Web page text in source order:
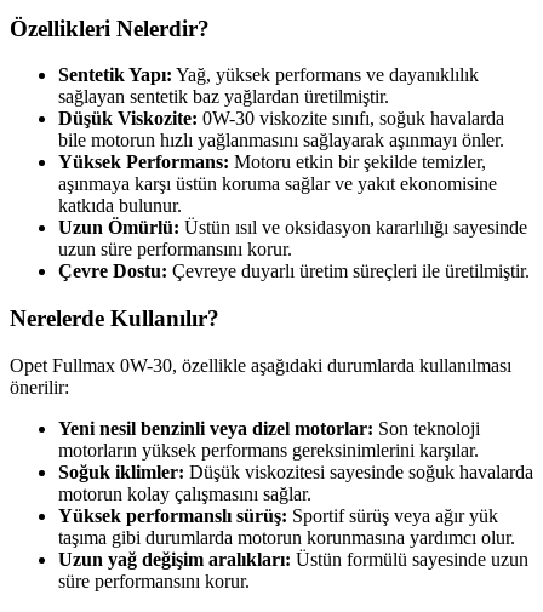
Özellikleri Nelerdir?
Sentetik Yapı: Yağ, yüksek performans ve dayanıklılık
sağlayan sentetik baz yağlardan üretilmiştir.
Düşük Viskozite: 0W-30 viskozite sınıfı, soğuk havalarda
bile motorun hızlı yağlanmasını sağlayarak aşınmayı önler.
Yüksek Performans: Motoru etkin bir şekilde temizler,
aşınmaya karşı üstün koruma sağlar ve yakıt ekonomisine
katkıda bulunur.
Uzun Ömürlü: Üstün ısıl ve oksidasyon kararlılığı sayesinde
uzun süre performansını korur.
Çevre Dostu: Çevreye duyarlı üretim süreçleri ile üretilmiştir.
Nerelerde Kullanılır?
Opet Fullmax 0W-30, özellikle aşağıdaki durumlarda kullanılması
önerilir:
Yeni nesil benzinli veya dizel motorlar: Son teknoloji
motorların yüksek performans gereksinimlerini karşılar.
Soğuk iklimler: Düşük viskozitesi sayesinde soğuk havalarda
motorun kolay çalışmasını sağlar.
Yüksek performanslı sürüş: Sportif sürüş veya ağır yük
taşıma gibi durumlarda motorun korunmasına yardımcı olur.
Uzun yağ değişim aralıkları: Üstün formülü sayesinde uzun
süre performansını korur.